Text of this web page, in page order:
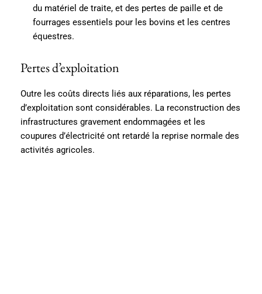
du matériel de traite, et des pertes de paille et de
fourrages essentiels pour les bovins et les centres
équestres.
Pertes d’exploitation
Outre les coûts directs liés aux réparations, les pertes
d’exploitation sont considérables. La reconstruction des
infrastructures gravement endommagées et les
coupures d’électricité ont retardé la reprise normale des
activités agricoles.